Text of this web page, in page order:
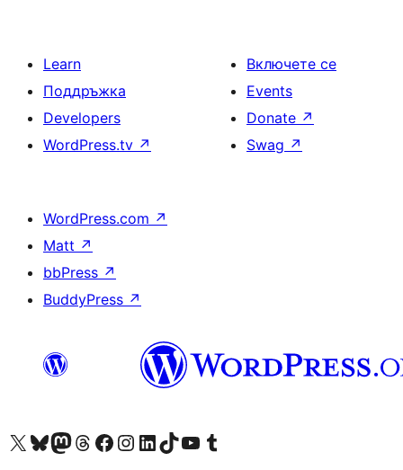
Learn
Поддръжка
Developers
WordPress.tv ↗
Включете се
Events
Donate ↗
Swag ↗
WordPress.com ↗
Matt ↗
bbPress ↗
BuddyPress ↗
Visit our X (formerly Twitter) account
Visit our Bluesky account
Visit our Mastodon account
Visit our Threads account
Посетете нашата страница във Facebook
Посетете нашия профил в Instagram
Посетете нашия профил в LinkedIn
Visit our TikTok account
Visit our YouTube channel
Visit our Tumblr account